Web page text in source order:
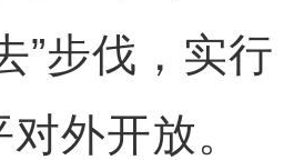
”步伐，实行
外开放。